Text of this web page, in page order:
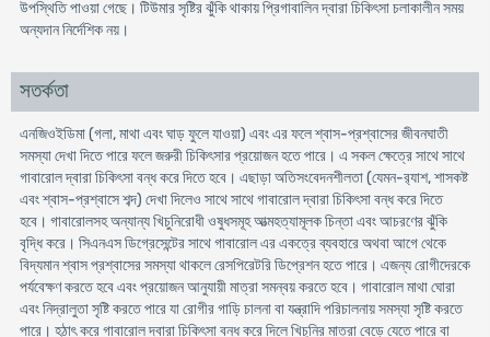
উপস্থিতি পাওয়া গেছে। টিউমার সৃষ্টির ঝুঁকি থাকায় প্রিগাবালিন দ্বারা চিকিৎসা চলাকালীন সময়
অন্যদান নির্দেশিক নয়।
সতর্কতা
এনজিওইডিমা (গলা, মাথা এবং ঘাড় ফুলে যাওয়া) এবং এর ফলে শ্বাস-প্রশ্বাসের জীবনঘাতী
সমস্যা দেখা দিতে পারে ফলে জরুরী চিকিৎসার প্রয়োজন হতে পারে। এ সকল ক্ষেত্রে সাথে সাথে
গাবারোল দ্বারা চিকিৎসা বন্ধ করে দিতে হবে। এছাড়া অতিসংবেদনশীলতা (যেমন-র‍্যাশ, শাসকষ্ট
এবং শ্বাস-প্রশ্বাসে শব্দ) দেখা দিলেও সাথে সাথে গাবারোল দ্বারা চিকিৎসা বন্ধ করে দিতে
হবে। গাবারোলসহ অন্যান্য খিচুনিরোধী ওষুধসমূহ আত্মহত্যামূলক চিন্তা এবং আচরণের ঝুঁকি
বৃদ্ধি করে। সিএনএস ডিগ্রেসেন্টের সাথে গাবারোল এর একত্রে ব্যবহারে অথবা আগে থেকে
বিদ্যমান শ্বাস প্রশ্বাসের সমস্যা থাকলে রেসপিরেটরি ডিপ্রেশন হতে পারে। এজন্য রোগীদেরকে
পর্যবেক্ষণ করতে হবে এবং প্রয়োজন আনুযায়ী মাত্রা সমন্বয় করতে হবে। গাবারোল মাথা ঘোরা
এবং নিদ্রালুতা সৃষ্টি করতে পারে যা রোগীর গাড়ি চালনা বা যন্ত্রাদি পরিচালনায় সমস্যা সৃষ্টি করতে
পারে। হঠাৎ করে গাবারোল দ্বারা চিকিৎসা বন্ধ করে দিলে খিচুনির মাত্রা বেড়ে যেতে পারে বা